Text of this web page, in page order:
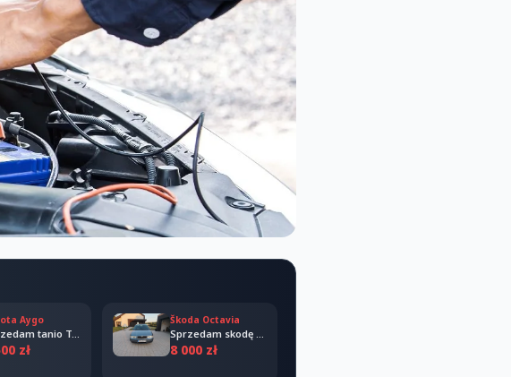
Aygo
Sprzedam tanio Toyota Aygo 2006
zł
Škoda Octavia
Sprzedam skodę octavia 2008
8 000 zł